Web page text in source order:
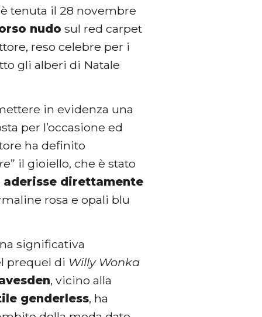
tenuta il 28 novembre
nudo sul red carpet
reso celebre per i
gli alberi di Natale
in evidenza una
per l’occasione ed
ha definito
” il gioiello, che è stato
aderisse direttamente
rosa e opali blu
significativa
prequel di Willy Wonka
, vicino alla
genderless, ha